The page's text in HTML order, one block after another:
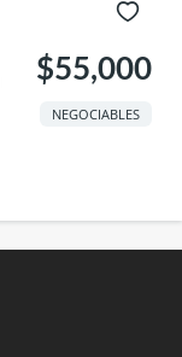
$55,000
NEGOCIABLES